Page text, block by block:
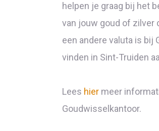
helpen je graag bij het
van jouw goud of zilver
een andere valuta is bij
vinden in Sint-Truiden
Lees hier meer
Goudwisselkantoor.